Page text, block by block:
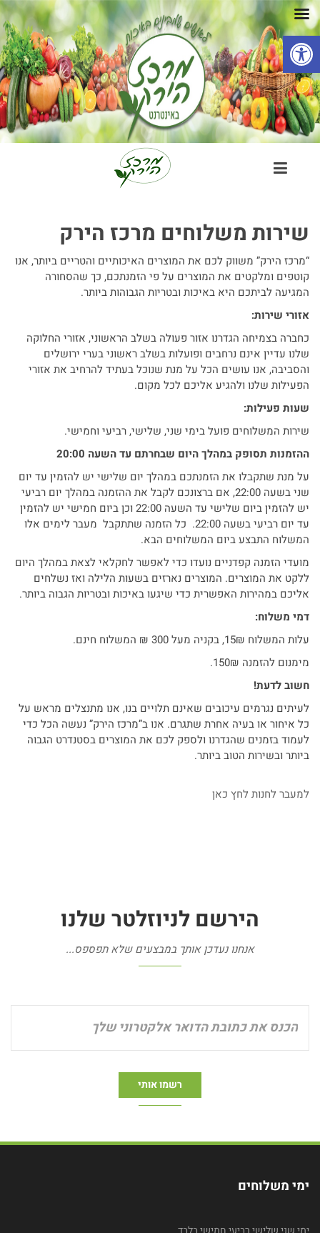
פתח סרגל נגישות
שירות משלוחים מרכז הירק
“מרכז הירק” משווק לכם את המוצרים האיכותיים והטריים ביותר, אנו
קוטפים ומלקטים את המוצרים על פי הזמנתכם, כך שהסחורה
המגיעה לביתכם היא באיכות ובטריות הגבוהות ביותר.
אזורי שירות:
כחברה בצמיחה הגדרנו אזור פעולה בשלב הראשוני, אזורי החלוקה
שלנו עדיין אינם נרחבים ופועלות בשלב ראשוני בערי ירושלים
והסביבה, אנו עושים הכל על מנת שנוכל בעתיד להרחיב את אזורי
הפעילות שלנו ולהגיע אליכם לכל מקום.
שעות פעילות:
שירות המשלוחים פועל בימי שני, שלישי, רביעי וחמישי.
ההזמנות תסופק במהלך היום שבחרתם עד השעה 20:00
על מנת שתקבלו את הזמנתכם במהלך יום שלישי יש להזמין עד יום
שני בשעה 22:00, אם ברצונכם לקבל את ההזמנה במהלך יום רביעי
יש להזמין ביום שלישי עד השעה 22:00 וכן ביום חמישי יש להזמין
עד יום רביעי בשעה 22:00. כל הזמנה שתתקבל מעבר לימים אלו
המשלוח התבצע ביום המשלוחים הבא.
מועדי הזמנה קפדניים נועדו כדי לאפשר לחקלאי לצאת במהלך היום
ללקט את המוצרים. המוצרים נארזים בשעות הלילה ואז נשלחים
אליכם במהירות האפשרית כדי שיגעו באיכות ובטריות הגבוה ביותר.
דמי משלוח:
עלות המשלוח 15₪, בקניה מעל 300 ₪ המשלוח חינם.
מימנום להזמנה 150₪.
חשוב לדעת!
לעיתים נגרמים עיכובים שאינם תלויים בנו, אנו מתנצלים מראש על
כל איחור או בעיה אחרת שתגרם. אנו ב”מרכז הירק” נעשה הכל כדי
לעמוד בזמנים שהגדרנו ולספק לכם את המוצרים בסטנדרט הגבוה
ביותר ובשירות הטוב ביותר.
למעבר לחנות לחץ כאן
הירשם לניוזלטר שלנו
אנחנו נעדכן אותך במבצעים שלא תפספס...
ימי משלוחים